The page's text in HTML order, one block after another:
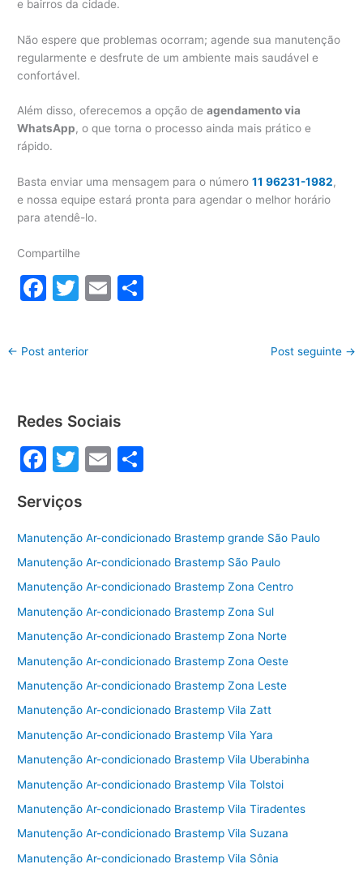
e bairros da cidade.
Não espere que problemas ocorram; agende sua manutenção
regularmente e desfrute de um ambiente mais saudável e
confortável.
Além disso, oferecemos a opção deagendamento via
WhatsApp, o que torna o processo ainda mais prático e
rápido.
Basta enviar uma mensagem para o número11 96231-1982,
e nossa equipe estará pronta para agendar o melhor horário
para atendê-lo.
Compartilhe
F
e
o
o
k
T
er
E
← Post anterior Post seguinte →
Redes Sociais
F
c
e
b
o
o
k
T
itt
er
E
l
e
Serviços
Manutenção Ar-condicionado Brastemp grande São Paulo
Manutenção Ar-condicionado Brastemp São Paulo
Manutenção Ar-condicionado Brastemp Zona Centro
Manutenção Ar-condicionado Brastemp Zona Sul
Manutenção Ar-condicionado Brastemp Zona Norte
Manutenção Ar-condicionado Brastemp Zona Oeste
Manutenção Ar-condicionado Brastemp Zona Leste
Manutenção Ar-condicionado Brastemp Vila Zatt
Manutenção Ar-condicionado Brastemp Vila Yara
Manutenção Ar-condicionado Brastemp Vila Uberabinha
Manutenção Ar-condicionado Brastemp Vila Tolstoi
Manutenção Ar-condicionado Brastemp Vila Tiradentes
Manutenção Ar-condicionado Brastemp Vila Suzana
Manutenção Ar-condicionado Brastemp Vila Sônia